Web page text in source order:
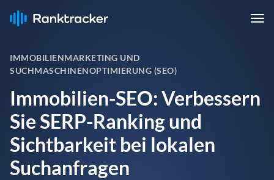
IMMOBILIENMARKETING UND
SUCHMASCHINENOPTIMIERUNG (SEO)
Immobilien-SEO: Verbessern
Sie SERP-Ranking und
Sichtbarkeit bei lokalen
Suchanfragen